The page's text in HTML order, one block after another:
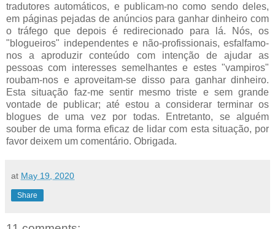
tradutores automáticos, e publicam-no como sendo deles,
em páginas pejadas de anúncios para ganhar dinheiro com
o tráfego que depois é redirecionado para lá. Nós, os
"blogueiros" independentes e não-profissionais, esfalfamo-
nos a aproduzir conteúdo com intenção de ajudar as
pessoas com interesses semelhantes e estes "vampiros"
roubam-nos e aproveitam-se disso para ganhar dinheiro.
Esta situação faz-me sentir mesmo triste e sem grande
vontade de publicar; até estou a considerar terminar os
blogues de uma vez por todas. Entretanto, se alguém
souber de uma forma eficaz de lidar com esta situação, por
favor deixem um comentário. Obrigada.
at May 19, 2020
Share